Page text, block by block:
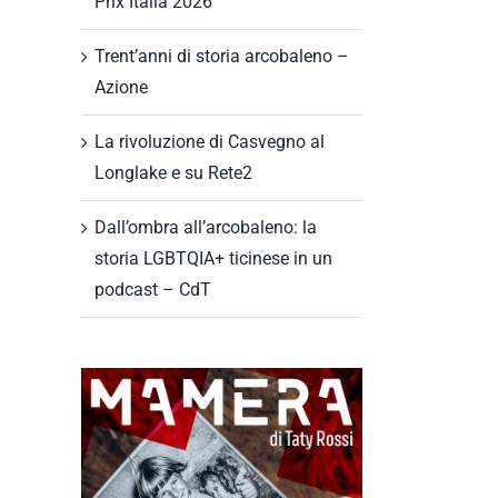
Trent’anni di storia arcobaleno –
Azione
La rivoluzione di Casvegno al
Longlake e su Rete2
Dall’ombra all’arcobaleno: la
storia LGBTQIA+ ticinese in un
podcast – CdT